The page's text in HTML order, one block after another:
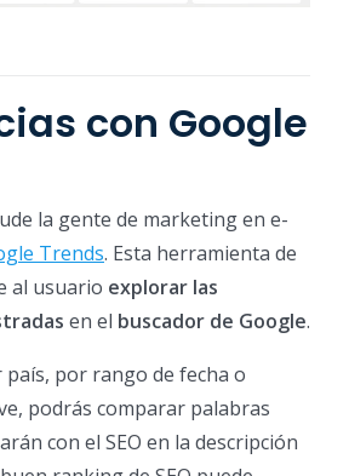
con Google
la gente de marketing en e-
Trends. Esta herramienta de
al usuario explorar las
en el buscador de Google.
por rango de fecha o
podrás comparar palabras
con el SEO en la descripción